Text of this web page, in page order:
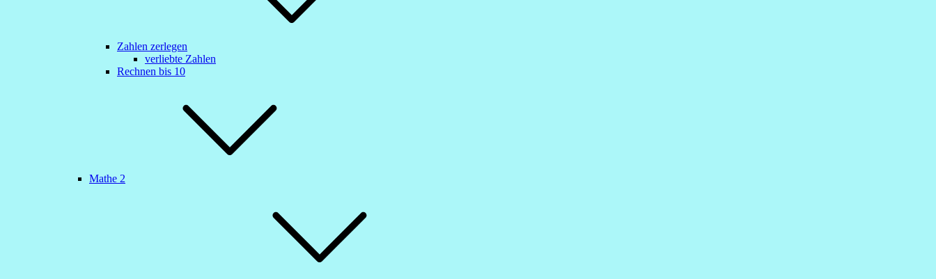
Zahlen zerlegen
verliebte Zahlen
Rechnen bis 10
Mathe 2